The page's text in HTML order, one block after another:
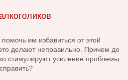
им избавиться от этой
делают неправильно. Причем до
стимулируют усиление проблемы.